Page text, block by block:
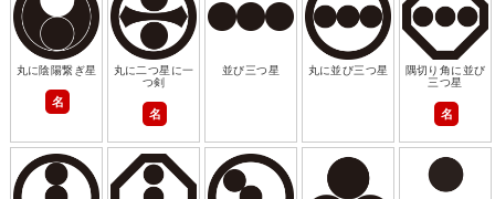
丸に陰陽繋ぎ星
名
丸に二つ星に一
つ剣
名
並び三つ星 丸に並び三つ星
隅切り角に並び
三つ星
名